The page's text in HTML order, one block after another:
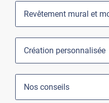
Revêtement mural et
Création personnalisée
Nos conseils